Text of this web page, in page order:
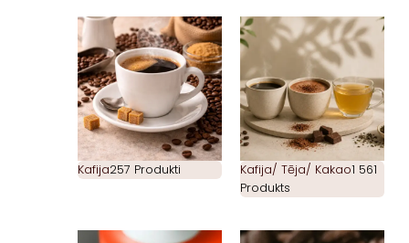
Kafija257 Produkti Kafija/ Tēja/ Kakao1 561
Produkts